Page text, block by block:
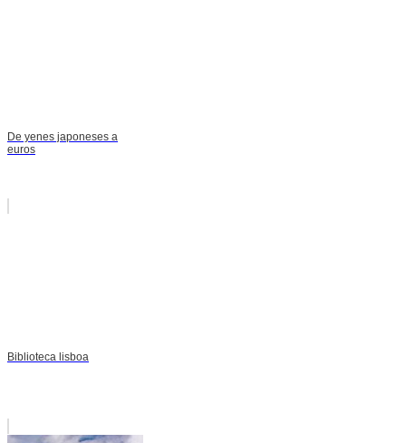
De yenes japoneses a
euros
Biblioteca lisboa